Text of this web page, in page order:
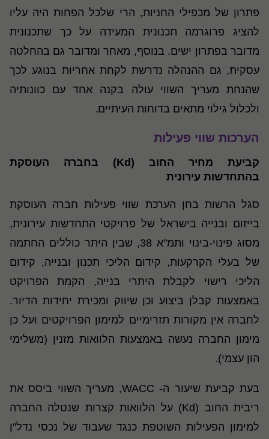
פתרון של מכפילי החניות, הרי שלכל הפחות היה עליו
להציג פרוגרמה תכנונית המעידה על כך שתכנונית
מדובר בפתרון ישים. בנוסף, מאחר ומדובר גם בהחלטה
עסקית, גם ההנהלה נדרשת לקחת אחריות בנוגע לכך
שהנחת מעריך השווי עולה בקנה אחד עם כוונותיה
ולכלול גילוי מתאים בדוחות העיתיים.
הערכות שווי פעילות
קביעת מחיר החוב (Kd) בחברה העוסקת
בהתחדשות עירונית
סגל הרשות בחן הערכת שווי פעילות חברה העוסקת
בייזום ובנייה בישראל של פרויקטי התחדשות עירונית,
מסוג פינוי-בינוי ותמ"א 38, שבין היתר כוללים החתמה
של בעלי הקרקעות, קידום הליכי תכנון ובנייה, קידום
הליכי רישוי לקבלת היתרי בנייה, הקמת הפרויקט
באמצעות קבלן ביצוע וכן שיווק ומכירת יחידות הדיור.
לחברה אין מקורות תזרימיים למימון הפרויקטים ועל כן
מימון החברה נעשה באמצעות הלוואות מזנין (משלימי
הון עצמי).
בעת קביעת שיעור ה- WACC, מעריך השווי ביסס את
ריבית החוב (Kd) על הלוואות קצרות שנטלה החברה
למימון הפעילות השוטפת כנגד שעבוד של נכסי נדל"ן